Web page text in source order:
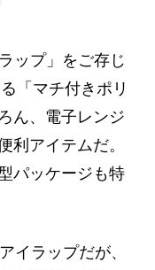
ップ」をご存じ
「マチ付きポリ
ん、電子レンジ
利アイテムだ。
パッケージも特
イラップだが、